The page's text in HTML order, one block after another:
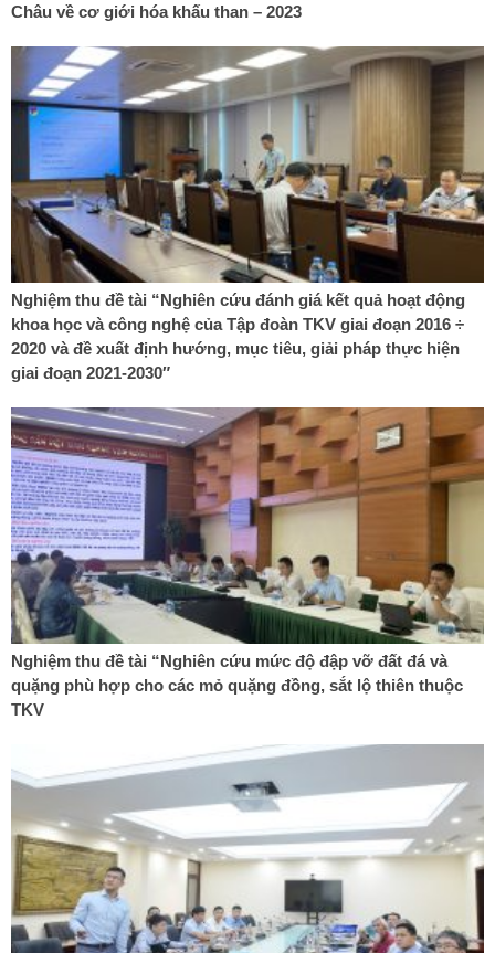
Châu về cơ giới hóa khấu than – 2023
Nghiệm thu đề tài “Nghiên cứu đánh giá kết quả hoạt động
khoa học và công nghệ của Tập đoàn TKV giai đoạn 2016 ÷
2020 và đề xuất định hướng, mục tiêu, giải pháp thực hiện
giai đoạn 2021-2030″
Nghiệm thu đề tài “Nghiên cứu mức độ đập vỡ đất đá và
quặng phù hợp cho các mỏ quặng đồng, sắt lộ thiên thuộc
TKV